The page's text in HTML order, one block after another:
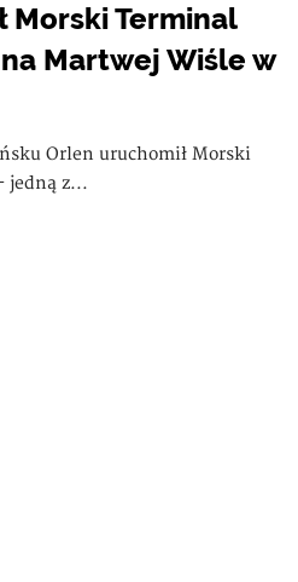
Morski Terminal
Martwej Wiśle w
Orlen uruchomił Morski
jedną z...